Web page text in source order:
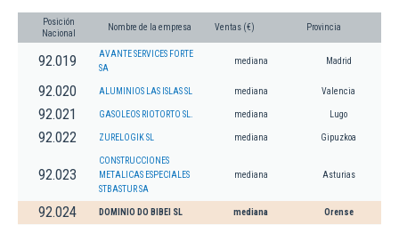
Posición
Nacional
Nombre de la empresa Ventas (€) Provincia
92.019
AVANTE SERVICES FORTE
SA
mediana Madrid
92.020 ALUMINIOS LAS ISLAS SL mediana Valencia
92.021 GASOLEOS RIOTORTO SL. mediana Lugo
92.022 ZURELOGIK SL mediana Gipuzkoa
92.023
CONSTRUCCIONES
METALICAS ESPECIALES
STBASTUR SA
mediana Asturias
92.024 DOMINIO DO BIBEI SL mediana Orense